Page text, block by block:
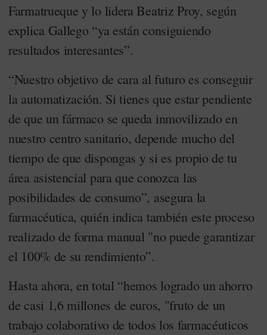
Farmatrueque y lo lidera Beatriz Proy, según
explica Gallego “ya están consiguiendo
resultados interesantes”.
“Nuestro objetivo de cara al futuro es conseguir
la automatización. Si tienes que estar pendiente
de que un fármaco se queda inmovilizado en
nuestro centro sanitario, depende mucho del
tiempo de que dispongas y si es propio de tu
área asistencial para que conozca las
posibilidades de consumo”, asegura la
farmacéutica, quién indica también este proceso
realizado de forma manual "no puede garantizar
el 100% de su rendimiento”.
Hasta ahora, en total “hemos logrado un ahorro
de casi 1,6 millones de euros, "fruto de un
trabajo colaborativo de todos los farmacéuticos